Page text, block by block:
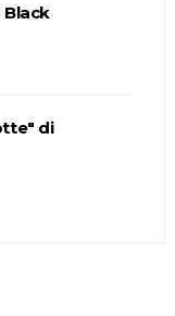
Black
di